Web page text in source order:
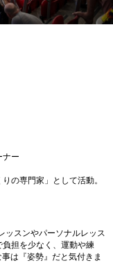
ナー
りの専門家」として活動。
ッスンやパーソナルレッス
負担を少なく、運動や練
は『姿勢』だと気付きま